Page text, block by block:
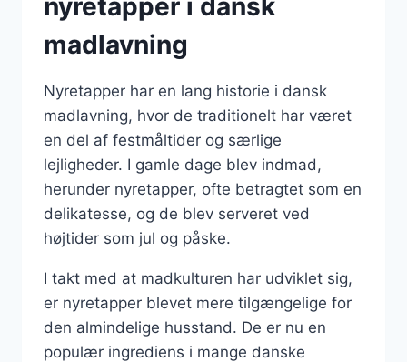
nyretapper i dansk
madlavning
Nyretapper har en lang historie i dansk
madlavning, hvor de traditionelt har været
en del af festmåltider og særlige
lejligheder. I gamle dage blev indmad,
herunder nyretapper, ofte betragtet som en
delikatesse, og de blev serveret ved
højtider som jul og påske.
I takt med at madkulturen har udviklet sig,
er nyretapper blevet mere tilgængelige for
den almindelige husstand. De er nu en
populær ingrediens i mange danske